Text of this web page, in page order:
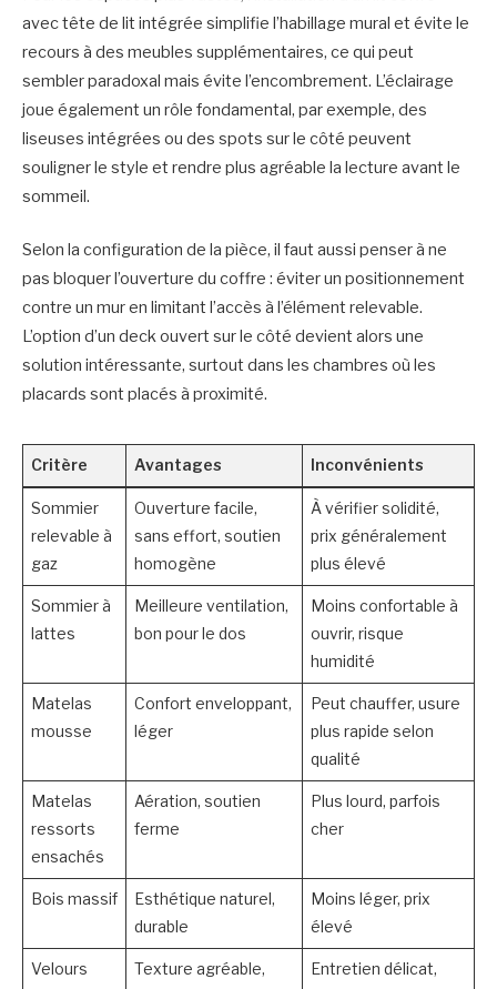
avec tête de lit intégrée simplifie l’habillage mural et évite le
recours à des meubles supplémentaires, ce qui peut
sembler paradoxal mais évite l’encombrement. L’éclairage
joue également un rôle fondamental, par exemple, des
liseuses intégrées ou des spots sur le côté peuvent
souligner le style et rendre plus agréable la lecture avant le
sommeil.
Selon la configuration de la pièce, il faut aussi penser à ne
pas bloquer l’ouverture du coffre : éviter un positionnement
contre un mur en limitant l’accès à l’élément relevable.
L’option d’un deck ouvert sur le côté devient alors une
solution intéressante, surtout dans les chambres où les
placards sont placés à proximité.
Critère Avantages Inconvénients
Sommier
relevable à
gaz
Ouverture facile,
sans effort, soutien
homogène
À vérifier solidité,
prix généralement
plus élevé
Sommier à
lattes
Meilleure ventilation,
bon pour le dos
Moins confortable à
ouvrir, risque
humidité
Matelas
mousse
Confort enveloppant,
léger
Peut chauffer, usure
plus rapide selon
qualité
Matelas
ressorts
ensachés
Aération, soutien
ferme
Plus lourd, parfois
cher
Bois massif
Esthétique naturel,
durable
Moins léger, prix
élevé
Velours
Texture agréable,
Entretien délicat,